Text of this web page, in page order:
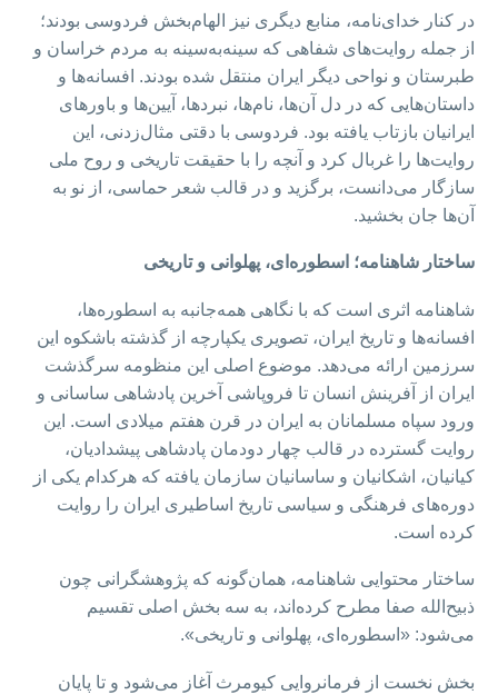
در کنار خدای‌نامه، منابع دیگری نیز الهام‌بخش فردوسی بودند؛
از جمله روایت‌های شفاهی که سینه‌به‌سینه به مردم خراسان و
طبرستان و نواحی دیگر ایران منتقل شده بودند. افسانه‌ها و
داستان‌هایی که در دل آن‌ها، نام‌ها، نبردها، آیین‌ها و باورهای
ایرانیان بازتاب یافته بود. فردوسی با دقتی مثال‌زدنی، این
روایت‌ها را غربال کرد و آنچه را با حقیقت تاریخی و روح ملی
سازگار می‌دانست، برگزید و در قالب شعر حماسی، از نو به
آن‌ها جان بخشید.
ساختار شاهنامه؛ اسطوره‌ای، پهلوانی و تاریخی
شاهنامه اثری است که با نگاهی همه‌جانبه به اسطوره‌ها،
افسانه‌ها و تاریخ ایران، تصویری یکپارچه از گذشته باشکوه این
سرزمین ارائه می‌دهد. موضوع اصلی این منظومه سرگذشت
ایران از آفرینش انسان تا فروپاشی آخرین پادشاهی ساسانی و
ورود سپاه مسلمانان به ایران در قرن هفتم میلادی است. این
روایت گسترده در قالب چهار دودمان پادشاهی پیشدادیان،
کیانیان، اشکانیان و ساسانیان سازمان یافته که هرکدام یکی از
دوره‌های فرهنگی و سیاسی تاریخ اساطیری ایران را روایت
کرده است.
ساختار محتوایی شاهنامه، همان‌گونه که پژوهشگرانی چون
ذبیح‌الله صفا مطرح کرده‌اند، به سه بخش اصلی تقسیم
می‌شود: «اسطوره‌ای، پهلوانی و تاریخی».
بخش نخست از فرمانروایی کیومرث آغاز می‌شود و تا پایان